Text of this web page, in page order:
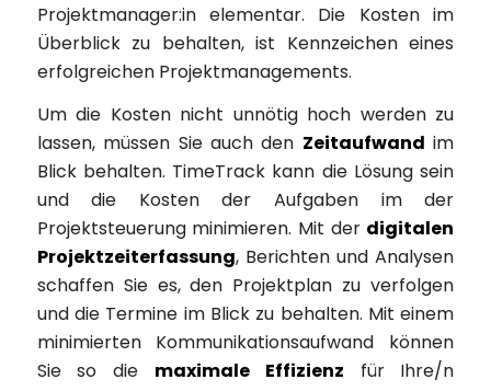
Projektmanager:in elementar. Die Kosten im
Überblick zu behalten, ist Kennzeichen eines
erfolgreichen Projektmanagements.
Um die Kosten nicht unnötig hoch werden zu
lassen, müssen Sie auch den Zeitaufwand im
Blick behalten. TimeTrack kann die Lösung sein
und die Kosten der Aufgaben im der
Projektsteuerung minimieren. Mit der digitalen
Projektzeiterfassung, Berichten und Analysen
schaffen Sie es, den Projektplan zu verfolgen
und die Termine im Blick zu behalten. Mit einem
minimierten Kommunikationsaufwand können
Sie so die maximale Effizienz für Ihre/n